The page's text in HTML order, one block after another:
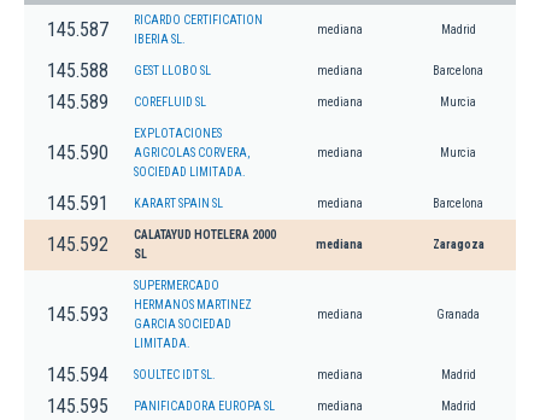
145.587
RICARDO CERTIFICATION
IBERIA SL.
mediana Madrid
145.588 GEST LLOBO SL mediana Barcelona
145.589 COREFLUID SL mediana Murcia
145.590
EXPLOTACIONES
AGRICOLAS CORVERA,
SOCIEDAD LIMITADA.
mediana Murcia
145.591 KARART SPAIN SL mediana Barcelona
145.592
CALATAYUD HOTELERA 2000
SL
mediana Zaragoza
145.593
SUPERMERCADO
HERMANOS MARTINEZ
GARCIA SOCIEDAD
LIMITADA.
mediana Granada
145.594 SOULTEC IDT SL. mediana Madrid
145.595 PANIFICADORA EUROPA SL mediana Madrid